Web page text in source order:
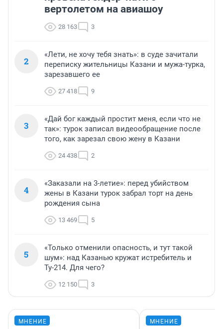
вертолетом на авиашоу
28 163 3
2
«Лети, не хочу тебя знать»: в суде зачитали
переписку жительницы Казани и мужа-турка,
зарезавшего ее
27 418 9
3
«Дай бог каждый простит меня, если что не
так»: турок записал видеообращение после
того, как зарезал свою жену в Казани
24 438 2
4
«Заказали на 3-летие»: перед убийством
жены в Казани турок забрал торт на день
рождения сына
13 469 5
5
«Только отменили опасность, и тут такой
шум»: над Казанью кружат истребитель и
Ту-214. Для чего?
12 150 3
МНЕНИЕ МНЕНИЕ